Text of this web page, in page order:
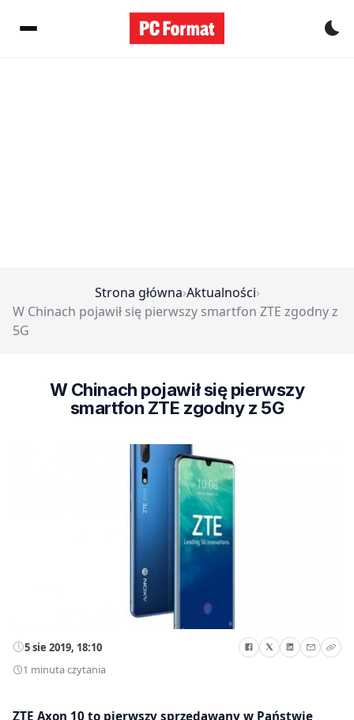
Strona główna›Aktualności›
W Chinach pojawił się pierwszy smartfon ZTE zgodny z
5G
W Chinach pojawił się pierwszy
smartfon ZTE zgodny z 5G
5 sie 2019, 18:10
1 minuta czytania
ZTE Axon 10 to pierwszy sprzedawany w Państwie